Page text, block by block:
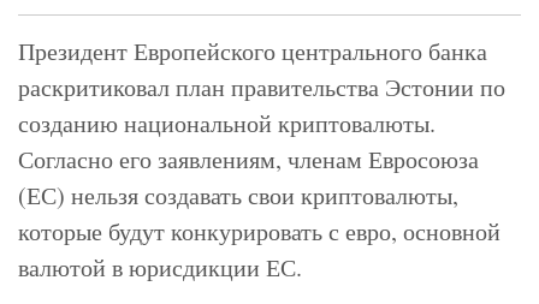
Президент Европейского центрального банка
раскритиковал план правительства Эстонии по
созданию национальной криптовалюты.
Согласно его заявлениям, членам Евросоюза
(ЕС) нельзя создавать свои криптовалюты,
которые будут конкурировать с евро, основной
валютой в юрисдикции ЕС.